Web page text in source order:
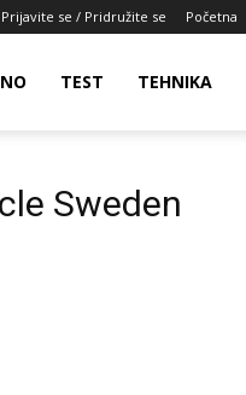
Prijavite se / Pridružite se Početna
TEST TEHNIKA
Sweden